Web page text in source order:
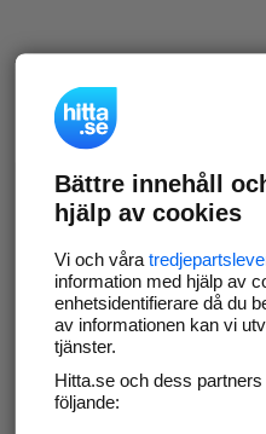
Bättre innehåll
hjälp av cookies
Vi och våra
information med hjälp av
enhetsidentifierare då du
av informationen kan vi
tjänster.
Hitta.se och dess
följande: